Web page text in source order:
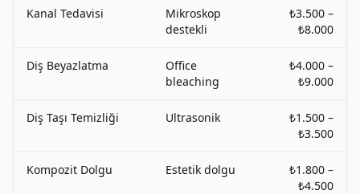
Kanal Tedavisi
Mikroskop
destekli
₺3.500 –
₺8.000
Diş Beyazlatma
Office
bleaching
₺4.000 –
₺9.000
Diş Taşı Temizliği Ultrasonik
₺1.500 –
₺3.500
Kompozit Dolgu Estetik dolgu
₺1.800 –
₺4.500